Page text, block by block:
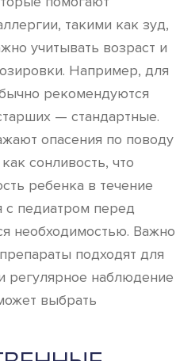
такими как зуд,
учитывать возраст и
Например, для
рекомендуются
— стандартные.
опасения по поводу
сонливость, что
ребенка в течение
с педиатром перед
необходимостью. Важно
подходят для
регулярное наблюдение
выбрать